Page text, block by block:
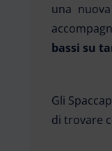
una
bassi su
Gli
di trovare